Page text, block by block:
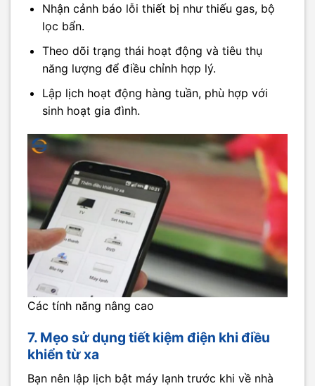
Nhận cảnh báo lỗi thiết bị như thiếu gas, bộ
lọc bẩn.
Theo dõi trạng thái hoạt động và tiêu thụ
năng lượng để điều chỉnh hợp lý.
Lập lịch hoạt động hàng tuần, phù hợp với
sinh hoạt gia đình.
Các tính năng nâng cao
7. Mẹo sử dụng tiết kiệm điện khi điều
khiển từ xa
Bạn nên lập lịch bật máy lạnh trước khi về nhà